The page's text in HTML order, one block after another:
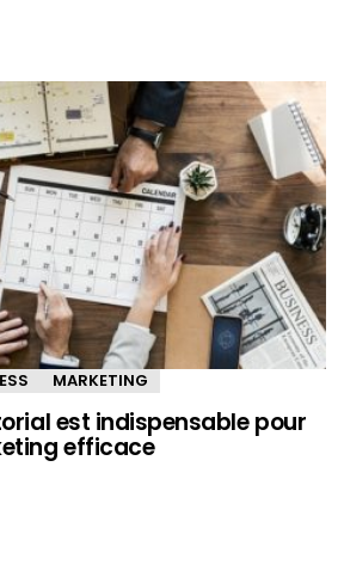
MARKETING
est indispensable pour
efficace